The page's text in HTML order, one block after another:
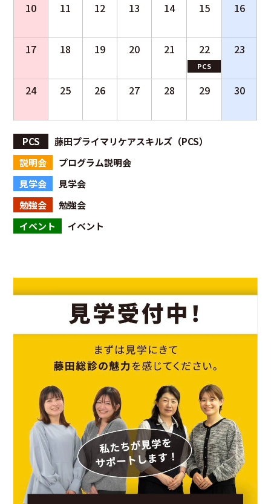
10 11 12 13 14 15 16
17 18 19 20 21 22
PCS
23
24 25 26 27 28 29 30
PCS
藤田プライマリケアスキルズ（PCS）
説明会
プログラム説明会
見学会
見学会
勉強会
勉強会
イベント
イベント